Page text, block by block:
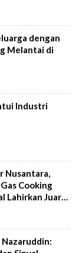
dengan
Melantai di
Industri
Nusantara,
Cooking
Lahirkan Juara